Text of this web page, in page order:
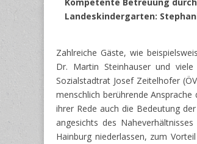
Landeskindergarten:
Zahlreiche Gäste, wie
Dr. Martin Steinhauser und
Sozialstadtrat Josef Zeitelhofer
menschlich berührende
ihrer Rede auch die Bedeutung
angesichts des
Hainburg niederlassen, zum